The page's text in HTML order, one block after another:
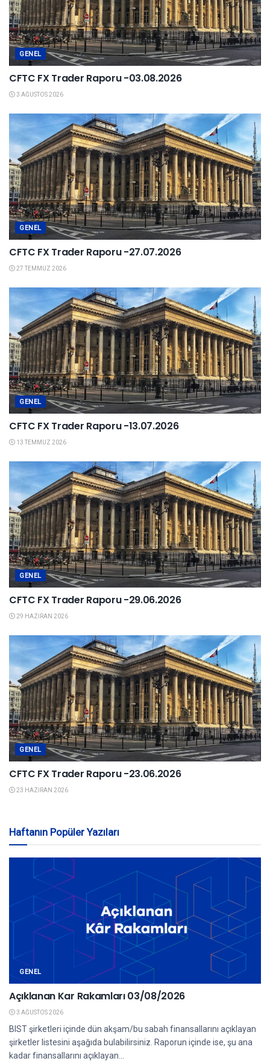
GENEL
CFTC FX Trader Raporu -03.08.2026
3 AĞUSTOS 2026
GENEL
CFTC FX Trader Raporu -27.07.2026
27 TEMMUZ 2026
GENEL
CFTC FX Trader Raporu -13.07.2026
13 TEMMUZ 2026
GENEL
CFTC FX Trader Raporu -29.06.2026
29 HAZIRAN 2026
GENEL
CFTC FX Trader Raporu -23.06.2026
23 HAZIRAN 2026
Haftanın Popüler Yazıları
GENEL
Açıklanan Kar Rakamları 03/08/2026
3 AĞUSTOS 2026
BIST şirketleri içinde dün akşam/bu sabah finansallarını açıklayan
şirketler listesini aşağıda bulabilirsiniz. Raporun içinde ise, şu ana
kadar finansallarını açıklayan...